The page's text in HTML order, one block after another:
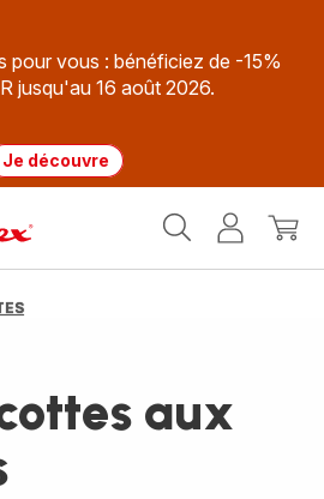
pour vous : bénéficiez de -15%
jusqu'au 16 août 2026.
Je découvre
MonMon
aux